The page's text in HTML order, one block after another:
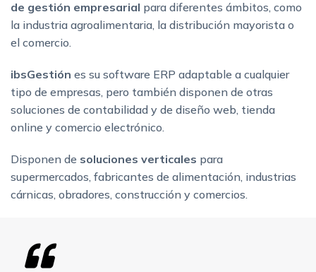
de gestión empresarial para diferentes ámbitos, como
la industria agroalimentaria, la distribución mayorista o
el comercio.
ibsGestión es su software ERP adaptable a cualquier
tipo de empresas, pero también disponen de otras
soluciones de contabilidad y de diseño web, tienda
online y comercio electrónico.
Disponen de soluciones verticales para
supermercados, fabricantes de alimentación, industrias
cárnicas, obradores, construcción y comercios.